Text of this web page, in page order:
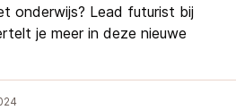
onderwijs? Lead futurist bij
je meer in deze nieuwe